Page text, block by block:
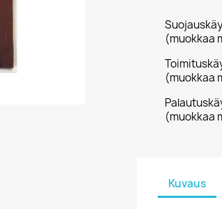
(muokkaa
(muokkaa
(muokkaa
Kuvaus